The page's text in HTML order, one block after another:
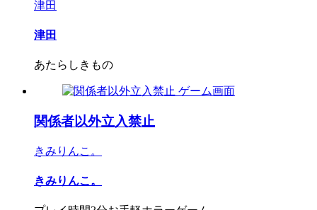
津田
津田
あたらしきもの
関係者以外立入禁止
きみりんこ。
きみりんこ。